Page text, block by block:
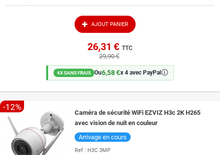
AJOUT PANIER
26,31 € TTC
29,90 €
4X SANS FRAIS Ou6,58 €x 4 avec PayPal🛈
-12%
Caméra de sécurité WiFi EZVIZ H3c 2K H265
avec vision de nuit en couleur
Arrivage en cours
Ref : H3C 3MP